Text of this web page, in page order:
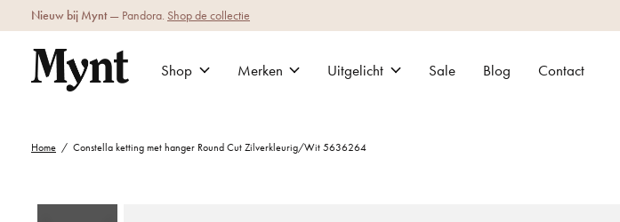
Nieuw bij Mynt— Pandora. Shop de collectie
Shop Merken Uitgelicht Sale Blog Contact
Home / Constella ketting met hanger Round Cut Zilverkleurig/Wit 5636264